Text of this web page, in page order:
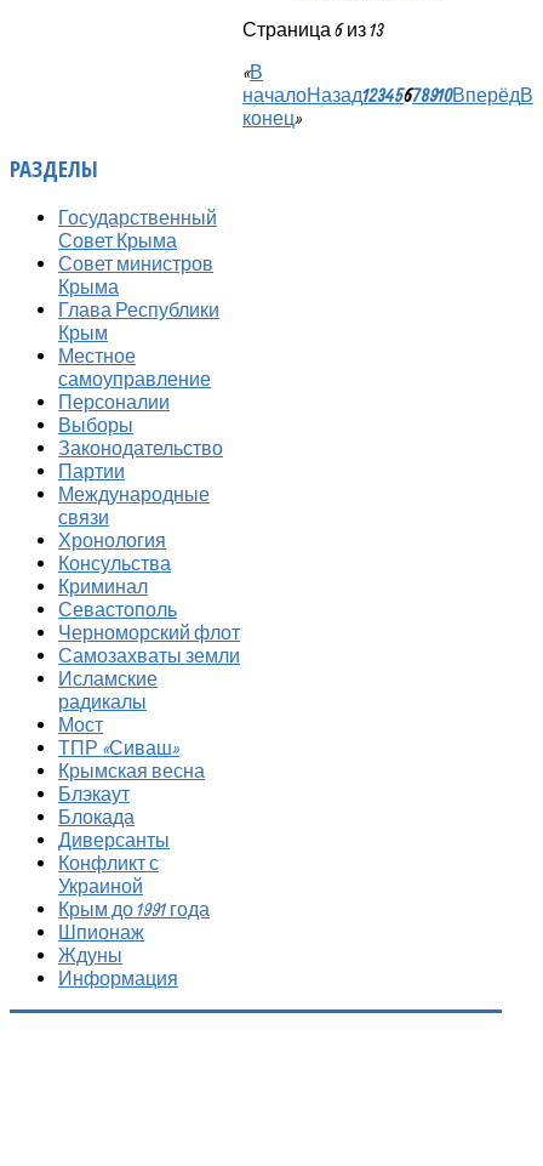
Страница 6 из 13
«В
началоНазад12345678910ВперёдВ
конец»
РАЗДЕЛЫ
Государственный
Совет Крыма
Совет министров
Крыма
Глава Республики
Крым
Местное
самоуправление
Персоналии
Выборы
Законодательство
Партии
Международные
связи
Хронология
Консульства
Криминал
Севастополь
Черноморский флот
Самозахваты земли
Исламские
радикалы
Мост
ТПР «Сиваш»
Крымская весна
Блэкаут
Блокада
Диверсанты
Конфликт с
Украиной
Крым до 1991 года
Шпионаж
Ждуны
Информация